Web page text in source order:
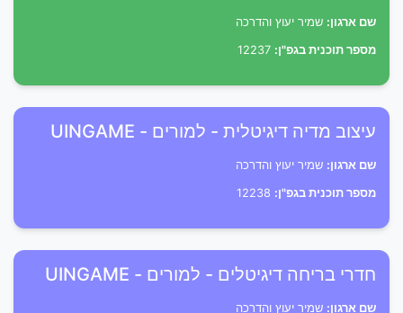
שם ארגון: שמיר יעוץ והדרכה
מספר תוכנית בגפ"ן:
עיצוב מדיה דיגיטלית - למורים - UINGAME
שם ארגון: שמיר יעוץ והדרכה
מספר תוכנית בגפ"ן:
חדרי בריחה דיגיטלים - למורים - UINGAME
שם ארגון: שמיר יעוץ והדרכה